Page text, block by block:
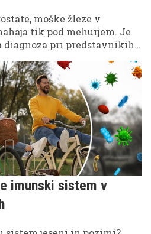
moške žleze v
tik pod mehurjem. Je
diagnoza pri predstavnikih
od 50 let, in tretja
starejših od 50 let.
imunski sistem v